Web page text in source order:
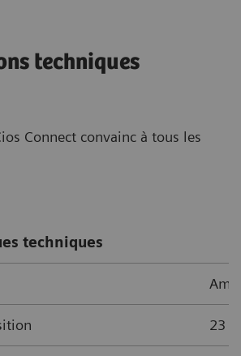
techniques
Connect convainc à tous les
techniques
23